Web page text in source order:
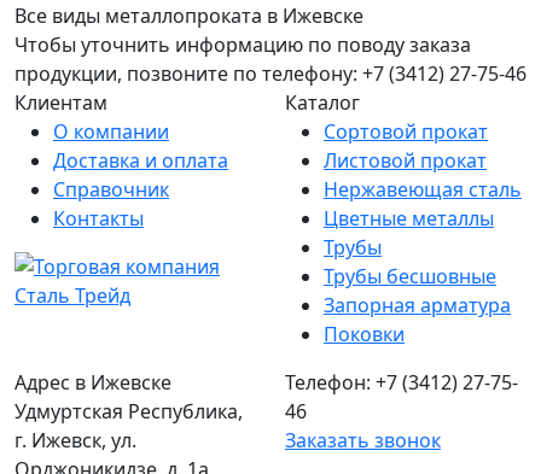
Все виды металлопроката в Ижевске
Чтобы уточнить информацию по поводу заказа
продукции, позвоните по телефону: +7 (3412) 27-75-46
Клиентам
О компании
Доставка и оплата
Справочник
Контакты
Каталог
Сортовой прокат
Листовой прокат
Нержавеющая сталь
Цветные металлы
Трубы
Трубы бесшовные
Запорная арматура
Поковки
Адрес в Ижевске
Удмуртская Республика,
г. Ижевск, ул.
Телефон: +7 (3412) 27-75-
46
Заказать звонок